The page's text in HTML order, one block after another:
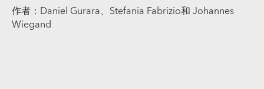
作者：Daniel Gurara、Stefania Fabrizio和 Johannes
Wiegand